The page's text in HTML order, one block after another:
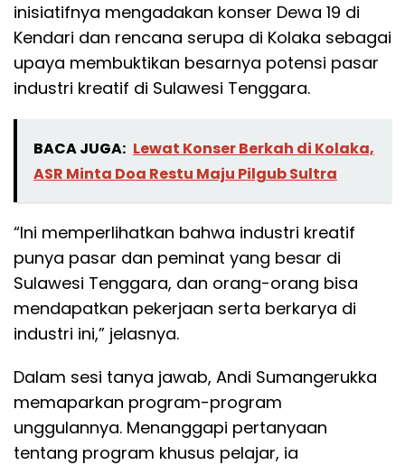
inisiatifnya mengadakan konser Dewa 19 di
Kendari dan rencana serupa di Kolaka sebagai
upaya membuktikan besarnya potensi pasar
industri kreatif di Sulawesi Tenggara.
BACA JUGA: Lewat Konser Berkah di Kolaka,
ASR Minta Doa Restu Maju Pilgub Sultra
“Ini memperlihatkan bahwa industri kreatif
punya pasar dan peminat yang besar di
Sulawesi Tenggara, dan orang-orang bisa
mendapatkan pekerjaan serta berkarya di
industri ini,” jelasnya.
Dalam sesi tanya jawab, Andi Sumangerukka
memaparkan program-program
unggulannya. Menanggapi pertanyaan
tentang program khusus pelajar, ia